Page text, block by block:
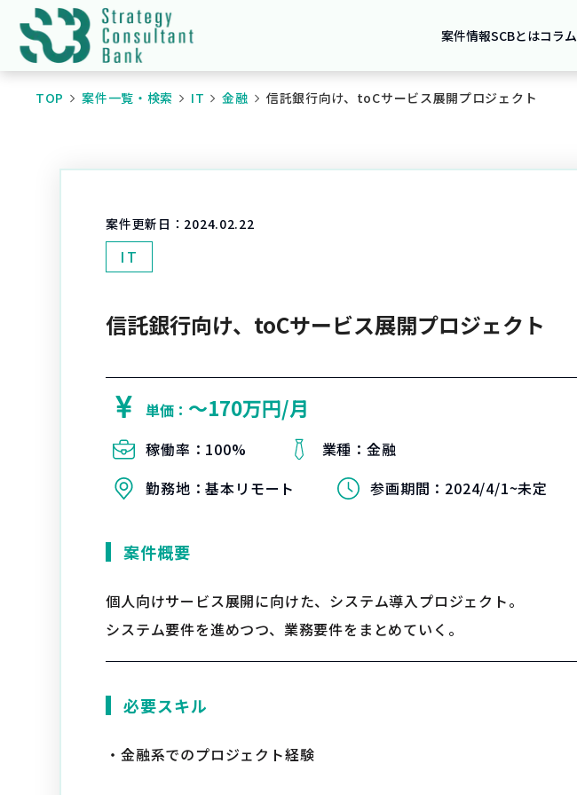
案件情報SCBとはコラム
TOP 案件一覧・検索 IT 金融 信託銀行向け、toCサービス展開プロジェクト
案件更新日： 2024.02.22
IT
信託銀行向け、toCサービス展開プロジェクト
単価： 〜170万円/月
稼働率： 100% 業種：金融
勤務地：基本リモート 参画期間： 2024/4/1~未定
案件概要
個人向けサービス展開に向けた、システム導入プロジェクト。
システム要件を進めつつ、業務要件をまとめていく。
必要スキル
・金融系でのプロジェクト経験